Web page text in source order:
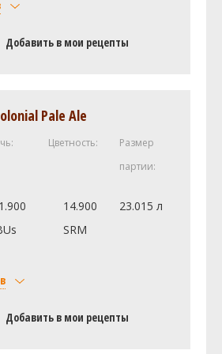
Добавить в мои рецепты
UK (3.0 SRM)
DE)
9.92 г
рецепт полностью
Добавить в мои рецепты
Pale Ale
Цветность:
Размер
партии:
14.900
SRM
23.015 л
Ale